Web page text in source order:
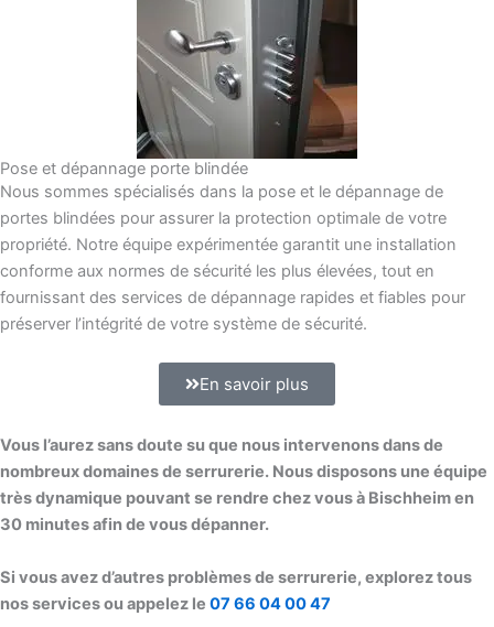
Pose et dépannage porte blindée
Nous sommes spécialisés dans la pose et le dépannage de
portes blindées pour assurer la protection optimale de votre
propriété. Notre équipe expérimentée garantit une installation
conforme aux normes de sécurité les plus élevées, tout en
fournissant des services de dépannage rapides et fiables pour
préserver l’intégrité de votre système de sécurité.
En savoir plus
Vous l’aurez sans doute su que nous intervenons dans de
nombreux domaines de serrurerie. Nous disposons une équipe
très dynamique pouvant se rendre chez vous à Bischheim en
30 minutes afin de vous dépanner.
Si vous avez d’autres problèmes de serrurerie, explorez tous
nos services ou appelez le 07 66 04 00 47